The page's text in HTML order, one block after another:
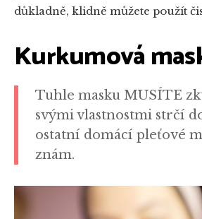
důkladně, klidně můžete použít
Kurkumová
Tuhle masku MUSÍTE
svými vlastnostmi strčí
ostatní domácí pleťové
znám.